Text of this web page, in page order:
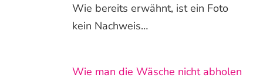
Wie bereits erwähnt, ist ein Foto
kein Nachweis…
Wie man die Wäsche nicht abholen